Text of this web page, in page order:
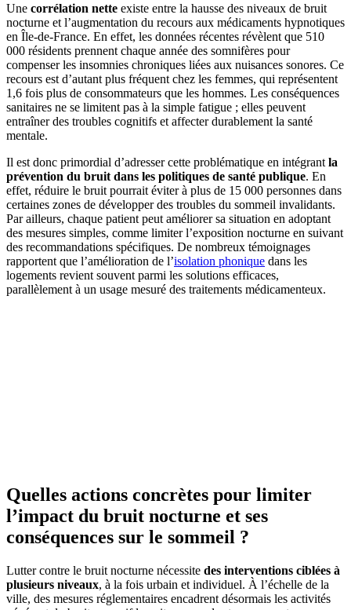
Une corrélation nette existe entre la hausse des niveaux de bruit
nocturne et l’augmentation du recours aux médicaments hypnotiques
en Île-de-France. En effet, les données récentes révèlent que 510
000 résidents prennent chaque année des somnifères pour
compenser les insomnies chroniques liées aux nuisances sonores. Ce
recours est d’autant plus fréquent chez les femmes, qui représentent
1,6 fois plus de consommateurs que les hommes. Les conséquences
sanitaires ne se limitent pas à la simple fatigue ; elles peuvent
entraîner des troubles cognitifs et affecter durablement la santé
mentale.
Il est donc primordial d’adresser cette problématique en intégrant la
prévention du bruit dans les politiques de santé publique. En
effet, réduire le bruit pourrait éviter à plus de 15 000 personnes dans
certaines zones de développer des troubles du sommeil invalidants.
Par ailleurs, chaque patient peut améliorer sa situation en adoptant
des mesures simples, comme limiter l’exposition nocturne en suivant
des recommandations spécifiques. De nombreux témoignages
rapportent que l’amélioration de l’isolation phonique dans les
logements revient souvent parmi les solutions efficaces,
parallèlement à un usage mesuré des traitements médicamenteux.
Quelles actions concrètes pour limiter
l’impact du bruit nocturne et ses
conséquences sur le sommeil ?
Lutter contre le bruit nocturne nécessite des interventions ciblées à
plusieurs niveaux, à la fois urbain et individuel. À l’échelle de la
ville, des mesures réglementaires encadrent désormais les activités